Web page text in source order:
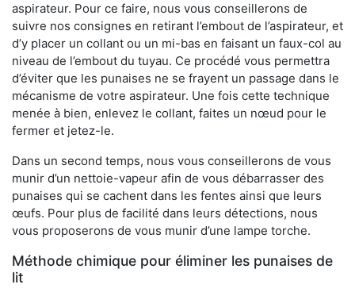
aspirateur. Pour ce faire, nous vous conseillerons de
suivre nos consignes en retirant l’embout de l’aspirateur, et
d’y placer un collant ou un mi-bas en faisant un faux-col au
niveau de l’embout du tuyau. Ce procédé vous permettra
d’éviter que les punaises ne se frayent un passage dans le
mécanisme de votre aspirateur. Une fois cette technique
menée à bien, enlevez le collant, faites un nœud pour le
fermer et jetez-le.
Dans un second temps, nous vous conseillerons de vous
munir d’un nettoie-vapeur afin de vous débarrasser des
punaises qui se cachent dans les fentes ainsi que leurs
œufs. Pour plus de facilité dans leurs détections, nous
vous proposerons de vous munir d’une lampe torche.
Méthode chimique pour éliminer les punaises de
lit